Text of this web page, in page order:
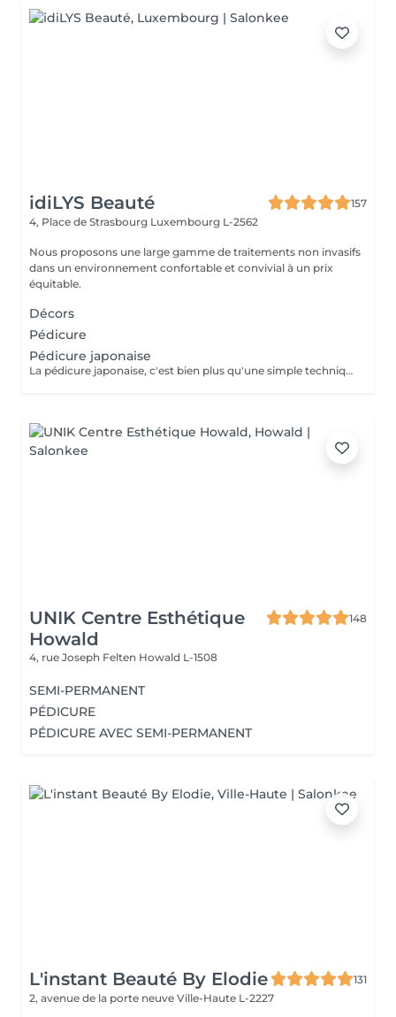
idiLYS Beauté
157
4, Place de Strasbourg Luxembourg L-2562
Nous proposons une large gamme de traitements non invasifs
dans un environnement confortable et convivial à un prix
équitable.
Décors
Pédicure
Pédicure japonaise
La pédicure japonaise, c'est bien plus qu'une simple technique de soin des ongles. Le but, c'est vraiment de redonner de l'éclat et de la vitalité aux ongles. Des ingrédients naturels sont utilisés pour chouchouter les ongles et mettre en valeur leur beauté innée : - on nourrit et on renforce les ongles avec des produits comme la cire d'abeille, le lait de riz et le soja. - on utilise des outils spécifiques et des techniques toutes douces, comme un polissage délicat et l'application de pâtes riches en nutriments.
UNIK Centre Esthétique
Howald
148
4, rue Joseph Felten Howald L-1508
SEMI-PERMANENT
PÉDICURE
PÉDICURE AVEC SEMI-PERMANENT
L'instant Beauté By Elodie
131
2, avenue de la porte neuve Ville-Haute L-2227